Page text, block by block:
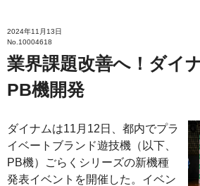
2024年11月13日
No.10004618
業界課題改善へ！ダイ
PB機開発
ダイナムは11月12日、都内でプラ
イベートブランド遊技機（以下、
PB機）ごらくシリーズの新機種
発表イベントを開催した。イベン